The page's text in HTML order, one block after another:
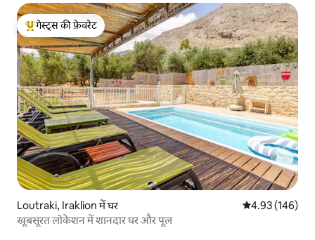
गेस्ट्स का टॉप फ़ेवरेट
गेस्ट्स की फ़ेवरेट
Loutraki, Iraklion में घर औसत रेटिंग 5 में से
4.93 (146)
खूबसूरत लोकेशन में शानदार घर और पूल